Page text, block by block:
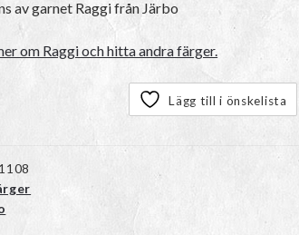
av garnet Raggifrån Järbo
om Raggi och hitta andra färger.
Lägg till i önskelista